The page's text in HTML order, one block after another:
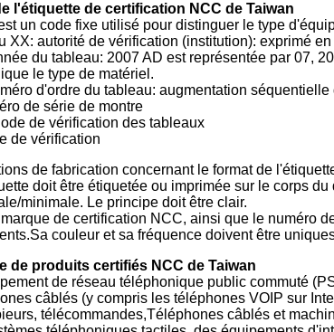
l'étiquette de certification NCC de Taiwan
un code fixe utilisé pour distinguer le type
XX: autorité de vérification (institution): exprimé
du tableau: 2007 AD est représentée par 07,
le type de matériel.
d'ordre du tableau: augmentation
de série de montre
de vérification des tableaux
de vérification
de fabrication concernant le format de
doit être étiquetée ou imprimée sur le corps
minimale. Le principe doit être clair.
de certification NCC, ainsi que le numéro
couleur et sa fréquence doivent être
de produits certifiés NCC de Taiwan
de réseau téléphonique public commuté
câblés (y compris les téléphones VOIP sur
télécommandes,Téléphones câblés et